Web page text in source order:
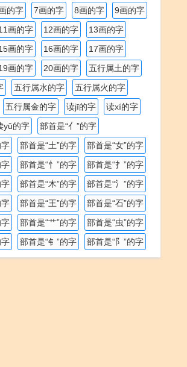
的字 7画的字 8画的字
9画的字
画的字 12画的字
13画的字
画的字 16画的字
17画的字
画的字 20画的字
五行属土的字
五行属水的字
五行属火的字
五行属金的字 读jī的字
读xí的字
yǔ的字
部首是“亻”的字
字
部首是“土”的字
部首是“女”的字
字
部首是“忄”的字
部首是“扌”的字
字
部首是“木”的字
部首是“氵”的字
字
部首是“王”的字
部首是“石”的字
字
部首是“艹”的字
部首是“虫”的字
字
部首是“钅”的字 部首是“阝”的字